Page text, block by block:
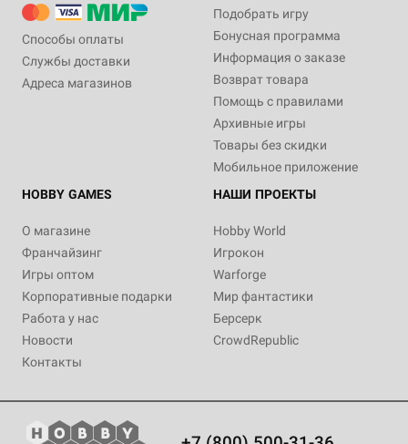
Способы оплаты
Службы доставки
Адреса магазинов
Подобрать игру
Бонусная программа
Информация о заказе
Возврат товара
Помощь с правилами
Архивные игры
Товары без скидки
Мобильное приложение
HOBBY GAMES
О магазине
Франчайзинг
Игры оптом
Корпоративные подарки
Работа у нас
Новости
Контакты
НАШИ ПРОЕКТЫ
Hobby World
Игрокон
Warforge
Мир фантастики
Берсерк
CrowdRepublic